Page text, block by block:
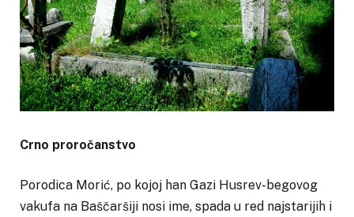
Crno proročanstvo
Porodica Morić, po kojoj han Gazi Husrev-begovog
vakufa na Baščaršiji nosi ime, spada u red najstarijih i